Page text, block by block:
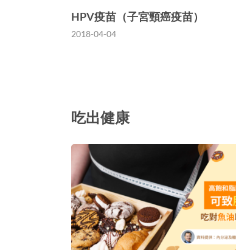
HPV疫苗（子宮頸癌疫苗）
2018-04-04
吃出健康